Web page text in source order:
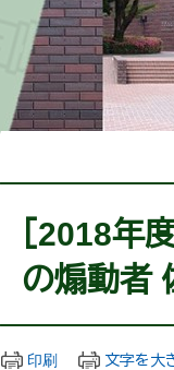
［2018年
の煽動者
印刷 文字を大